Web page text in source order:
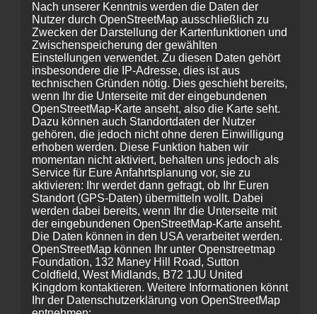
Nach unserer Kenntnis werden die Daten der
Nutzer durch OpenStreetMap ausschließlich zu
Zwecken der Darstellung der Kartenfunktionen und
Zwischenspeicherung der gewählten
Einstellungen verwendet. Zu diesen Daten gehört
insbesondere die IP-Adresse, dies ist aus
technischen Gründen nötig. Dies geschieht bereits,
wenn Ihr die Unterseite mit der eingebundenen
OpenStreetMap-Karte anseht, also die Karte seht.
Dazu können auch Standortdaten der Nutzer
gehören, die jedoch nicht ohne deren Einwilligung
erhoben werden. Diese Funktion haben wir
momentan nicht aktiviert, behalten uns jedoch als
Service für Eure Anfahrtsplanung vor, sie zu
aktivieren: Ihr werdet dann gefragt, ob Ihr Euren
Standort (GPS-Daten) übermitteln wollt. Dabei
werden dabei bereits, wenn Ihr die Unterseite mit
der eingebundenen OpenStreetMap-Karte anseht.
Die Daten können in den USA verarbeitet werden.
OpenStreetMap können Ihr unter Openstreetmap
Foundation, 132 Maney Hill Road, Sutton
Coldfield, West Midlands, B72 1JU United
Kingdom kontaktieren. Weitere Informationen könnt
Ihr der Datenschutzerklärung von OpenStreetMap